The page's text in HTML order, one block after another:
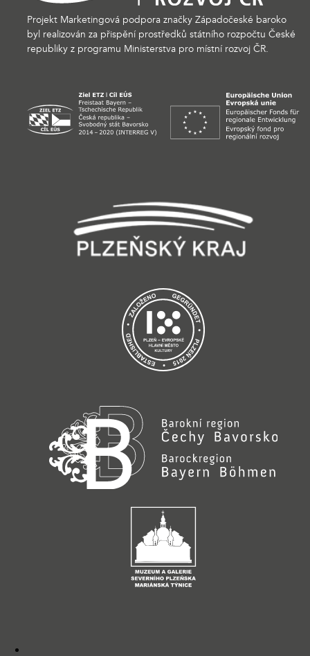
Projekt Marketingová podpora značky Západočeské baroko
byl realizován za přispění prostředků státního rozpočtu České
republiky z programu Ministerstva pro místní rozvoj ČR.